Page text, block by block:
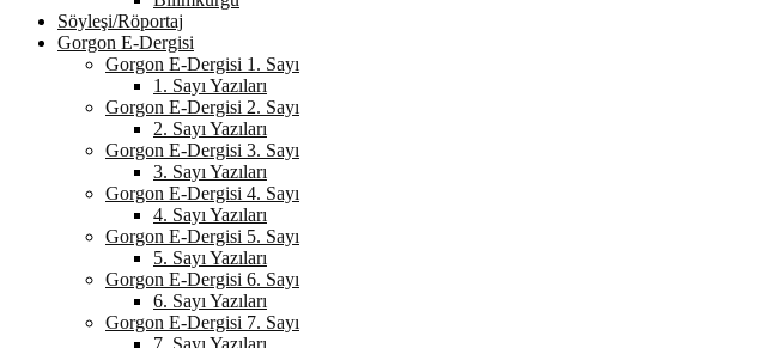
Söyleşi/Röportaj
Gorgon E-Dergisi
Gorgon E-Dergisi 1. Sayı
1. Sayı Yazıları
Gorgon E-Dergisi 2. Sayı
2. Sayı Yazıları
Gorgon E-Dergisi 3. Sayı
3. Sayı Yazıları
Gorgon E-Dergisi 4. Sayı
4. Sayı Yazıları
Gorgon E-Dergisi 5. Sayı
5. Sayı Yazıları
Gorgon E-Dergisi 6. Sayı
6. Sayı Yazıları
Gorgon E-Dergisi 7. Sayı
7. Sayı Yazıları